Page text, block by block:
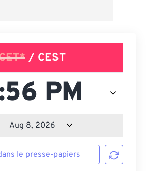
/ CEST
le presse-papiers